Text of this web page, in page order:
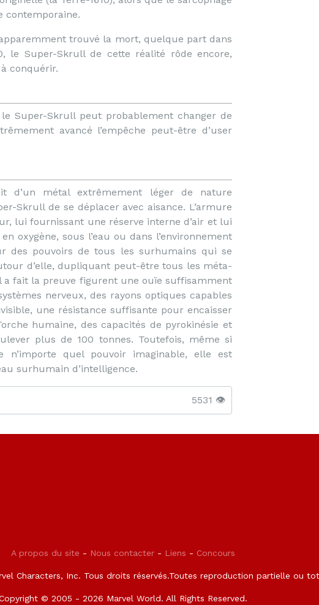
contemporaine.
trouvé la mort, quelque part dans
le Super-Skrull de cette réalité rôde encore,
conquérir.
Super-Skrull peut probablement changer de
avancé l’empêche peut-être d’user
d’un métal extrêmement léger de nature
Skrull de se déplacer avec aisance. L’armure
lui fournissant une réserve interne d’air et lui
oxygène, sous l’eau ou dans l’environnement
des pouvoirs de tous les surhumains qui se
d’elle, dupliquant peut-être tous les méta-
fait la preuve figurent une ouïe suffisamment
nerveux, des rayons optiques capables
une résistance suffisante pour encaisser
humaine, des capacités de pyrokinésie et
plus de 100 tonnes. Toutefois, même si
n’importe quel pouvoir imaginable, elle est
surhumain d’intelligence.
5531 👁️
A propos du site - Nous contacter - Liens - Concours
Characters, Inc. Tous droits réservés.Toutes reproduction partielle ou
© 2005 - 2026 Marvel World. All Rights Reserved.